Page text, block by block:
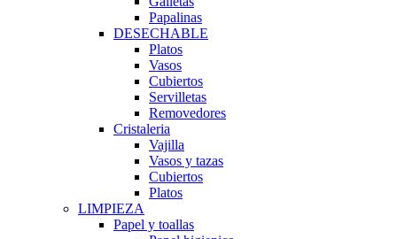
Papalinas
DESECHABLE
Platos
Vasos
Cubiertos
Servilletas
Removedores
Cristaleria
Vajilla
Vasos y tazas
Cubiertos
Platos
LIMPIEZA
Papel y toallas